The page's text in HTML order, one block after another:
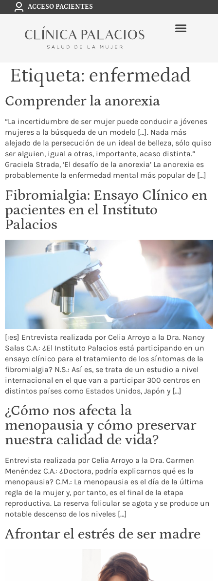
ACCESO PACIENTES
Etiqueta: enfermedad
Comprender la anorexia
“La incertidumbre de ser mujer puede conducir a jóvenes
mujeres a la búsqueda de un modelo […]. Nada más
alejado de la persecución de un ideal de belleza, sólo quiso
ser alguien, igual a otras, importante, acaso distinta.”
Graciela Strada, ‘El desafío de la anorexia’ La anorexia es
probablemente la enfermedad mental más popular de […]
Fibromialgia: Ensayo Clínico en
pacientes en el Instituto
Palacios
[:es] Entrevista realizada por Celia Arroyo a la Dra. Nancy
Salas C.A.: ¿El Instituto Palacios está participando en un
ensayo clínico para el tratamiento de los síntomas de la
fibromialgia? N.S.: Así es, se trata de un estudio a nivel
internacional en el que van a participar 300 centros en
distintos países como Estados Unidos, Japón y […]
¿Cómo nos afecta la
menopausia y cómo preservar
nuestra calidad de vida?
Entrevista realizada por Celia Arroyo a la Dra. Carmen
Menéndez C.A.: ¿Doctora, podría explicarnos qué es la
menopausia? C.M.: La menopausia es el día de la última
regla de la mujer y, por tanto, es el final de la etapa
reproductiva. La reserva folicular se agota y se produce un
notable descenso de los niveles […]
Afrontar el estrés de ser madre